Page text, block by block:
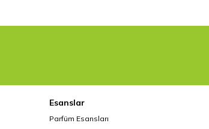
Esanslar
Parfüm Esansları